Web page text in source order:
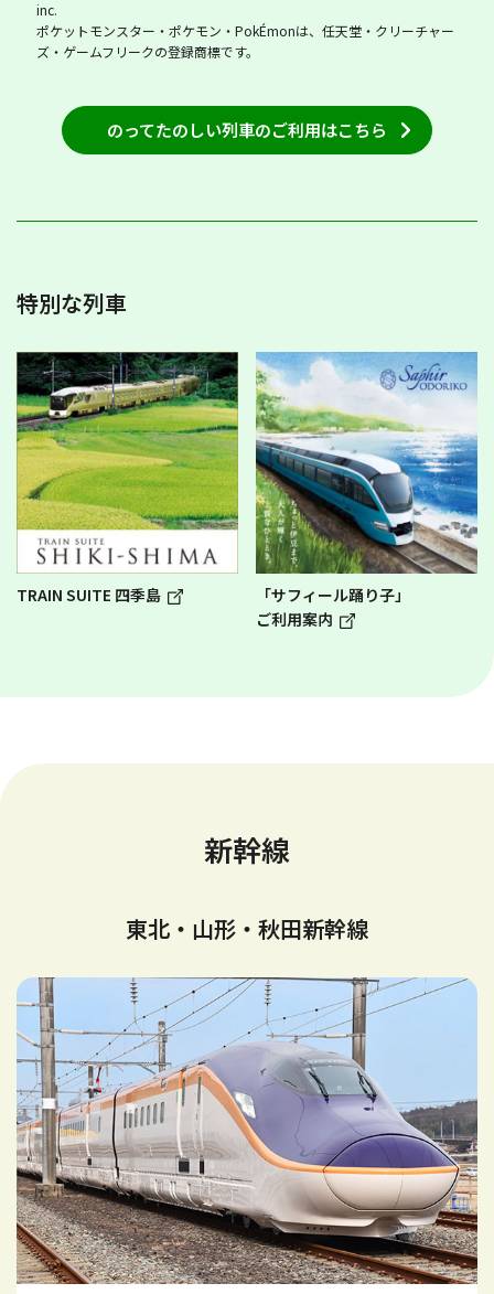
inc.
ポケットモンスター・ポケモン・PokÉmonは、任天堂・クリーチャー
ズ・ゲームフリークの登録商標です。
のってたのしい列車のご利用はこちら
特別な列車
TRAIN SUITE 四季島
「サフィール踊り子」
ご利用案内
新幹線
東北・山形・秋田新幹線